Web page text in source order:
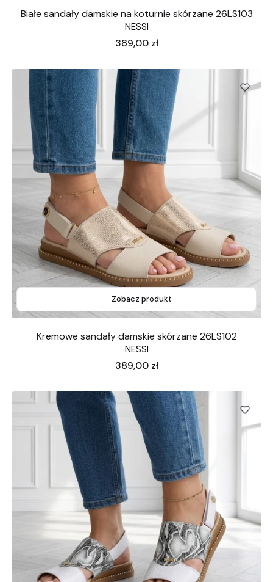
Białe sandały damskie na koturnie skórzane 26LS103
NESSI
Cena
389,00 zł
Zobacz produkt
Kremowe sandały damskie skórzane 26LS102
NESSI
Cena
389,00 zł